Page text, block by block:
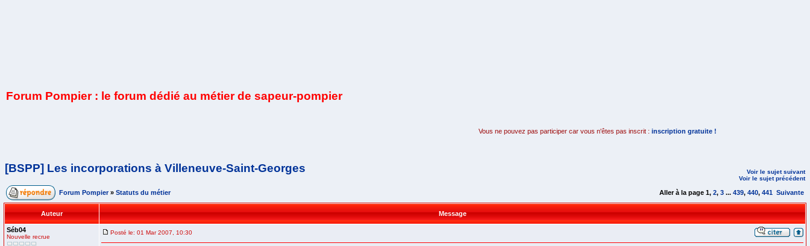
Forum Pompier : le forum dédié au métier de sapeur-pompier
Vous ne pouvez pas participer car vous n'êtes pas inscrit : inscription gratuite !
[BSPP] Les incorporations à Villeneuve-Saint-Georges
Voir le sujet suivant
Voir le sujet précédent
Forum Pompier » Statuts du métier Aller à la page 1, 2, 3 ... 439, 440, 441 Suivante
Auteur Message
Séb04
Nouvelle recrue
Posté le: 01 Mar 2007, 10:30